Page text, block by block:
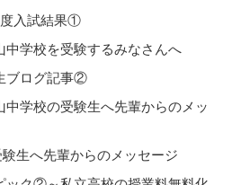
入試結果①
学校を受験するみなさんへ
ブログ記事②
学校の受験生へ先輩からのメッ
生へ先輩からのメッセージ